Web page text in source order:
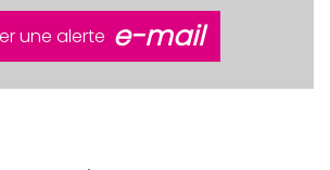
une alerte e-mail